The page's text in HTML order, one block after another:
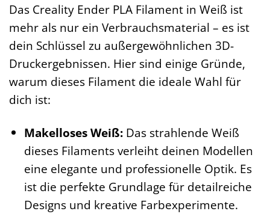
Das Creality Ender PLA Filament in Weiß ist
mehr als nur ein Verbrauchsmaterial – es ist
dein Schlüssel zu außergewöhnlichen 3D-
Druckergebnissen. Hier sind einige Gründe,
warum dieses Filament die ideale Wahl für
dich ist:
Makelloses Weiß:Das strahlende Weiß
dieses Filaments verleiht deinen Modellen
eine elegante und professionelle Optik. Es
ist die perfekte Grundlage für detailreiche
Designs und kreative Farbexperimente.